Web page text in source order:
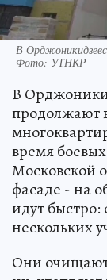
В
Фото: УТНКР
В
продолжают
время
Московской
фасаде - на
идут быстро:
нескольких
Они